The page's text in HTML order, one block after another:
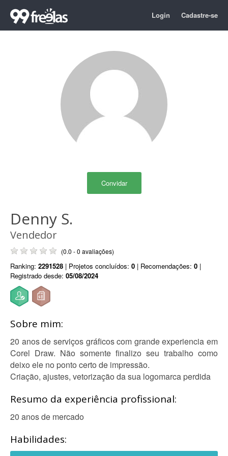
Login Cadastre-se
Convidar
Denny S.
Vendedor
(0.0 - 0 avaliações)
Ranking: 2291528 | Projetos concluídos: 0 | Recomendações: 0 |
Registrado desde: 05/08/2024
Sobre mim:
20 anos de serviços gráficos com grande experiencia em
Corel Draw. Não somente finalizo seu trabalho como
deixo ele no ponto certo de impressão.
Criação, ajustes, vetorização da sua logomarca perdida
Resumo da experiência profissional:
20 anos de mercado
Habilidades: